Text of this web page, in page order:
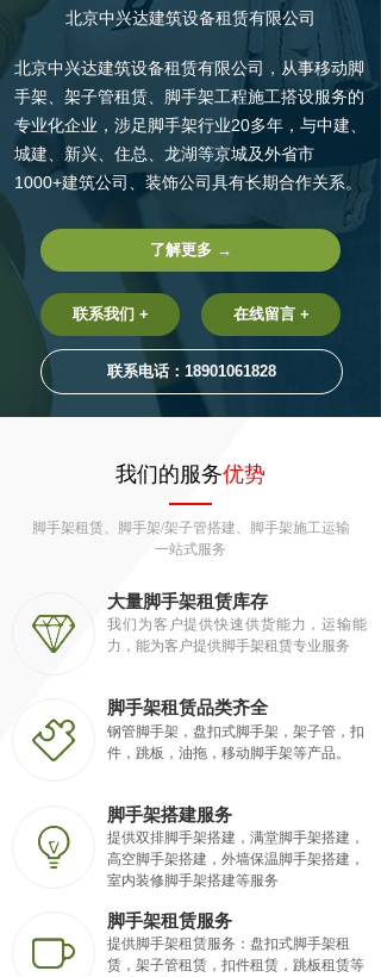
联系我们 + 在线留言 +
了解更多 →
北京中兴达建筑设备租赁有限公司
联系电话：18901061828
北京中兴达建筑设备租赁有限公司，从事移动脚
手架、架子管租赁、脚手架工程施工搭设服务的
专业化企业，涉足脚手架行业20多年，与中建、
城建、新兴、住总、龙湖等京城及外省市
1000+建筑公司、装饰公司具有长期合作关系。
大量脚手架租赁库存
提供双排脚手架搭建，满堂脚手架搭建，
高空脚手架搭建，外墙保温脚手架搭建，
室内装修脚手架搭建等服务
提供脚手架租赁服务：盘扣式脚手架租
赁，架子管租赁，扣件租赁，跳板租赁等
脚手架租赁服务
我们的服务优势
我们为客户提供快速供货能力，运输能
力，能为客户提供脚手架租赁专业服务
脚手架租赁品类齐全
脚手架搭建服务
钢管脚手架，盘扣式脚手架，架子管，扣
件，跳板，油拖，移动脚手架等产品。
脚手架租赁、脚手架/架子管搭建、
脚手架施工运输
一站式服务